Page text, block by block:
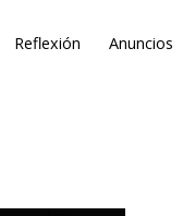
Reflexión Anuncios